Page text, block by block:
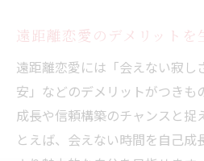
遠距離恋愛のデメリットを
遠距離恋愛には「会えない寂し
安」などのデメリットがつきも
成長や信頼構築のチャンスと捉
とえば、会えない時間を自己成